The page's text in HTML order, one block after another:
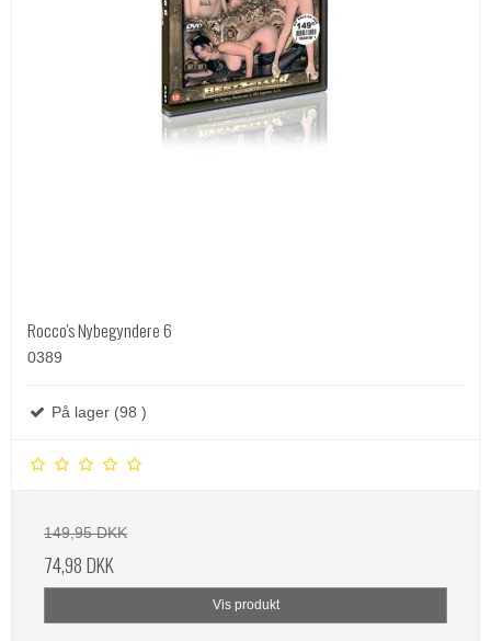
Rocco's Nybegyndere 6
0389
På lager (98 )
149,95 DKK
74,98 DKK
Vis produkt